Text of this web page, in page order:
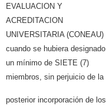
EVALUACION Y
ACREDITACION
UNIVERSITARIA (CONEAU)
cuando se hubiera designado
un mínimo de SIETE (7)
miembros, sin perjuicio de la
posterior incorporación de los